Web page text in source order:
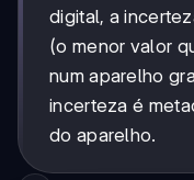
digital, a
(o menor valor
num aparelho
incerteza é
do aparelho.